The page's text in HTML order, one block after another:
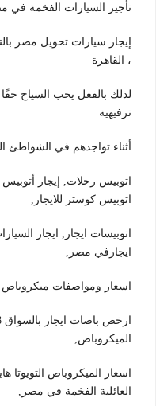
تأجير السيارات الفخمة في
، القاهرة
لذلك بالفعل يحب السياح
ترفيهية
أثناء تواجدهم في الشواطئ
اتوبيس كوستر للايجار,
اتوبيسات ايجار, ايجار
ايجارفي مصر,
اسعار ومواصفات ميكروباص تويوتا هاياس
الميكروباص,
العائلية الفخمة في مصر,